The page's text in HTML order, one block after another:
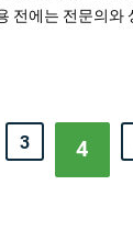
전에는 전문의와
3 4